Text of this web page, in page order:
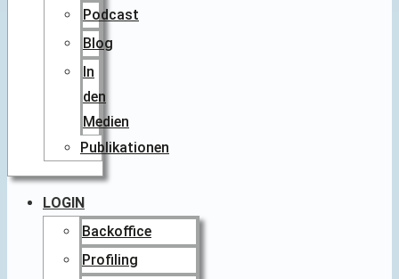
Podcast
Blog
In
den
Medien
Publikationen
LOGIN
Backoffice
Profiling